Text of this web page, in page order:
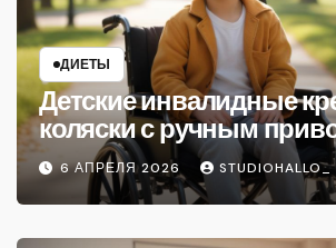
ДИЕТЫ
Детские инвалидные
коляски с ручным
6 АПРЕЛЯ 2026 STUDIOHALLO_